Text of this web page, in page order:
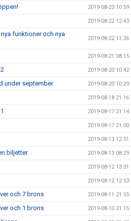
2019-08-23 10:59
2019-08-22 12:43
funktioner och nya
2019-08-22 11:26
2019-08-21 08:15
2019-08-20 10:42
under september 2019-08-20 10:29
2019-08-18 21:16
2019-08-17 21:14
2019-08-17 21:00
2019-08-13 12:51
biljetter 2019-08-13 08:29
2019-08-12 13:31
2019-08-12 12:53
och 7 brons 2019-08-11 21:55
och 1 brons 2019-08-10 21:15